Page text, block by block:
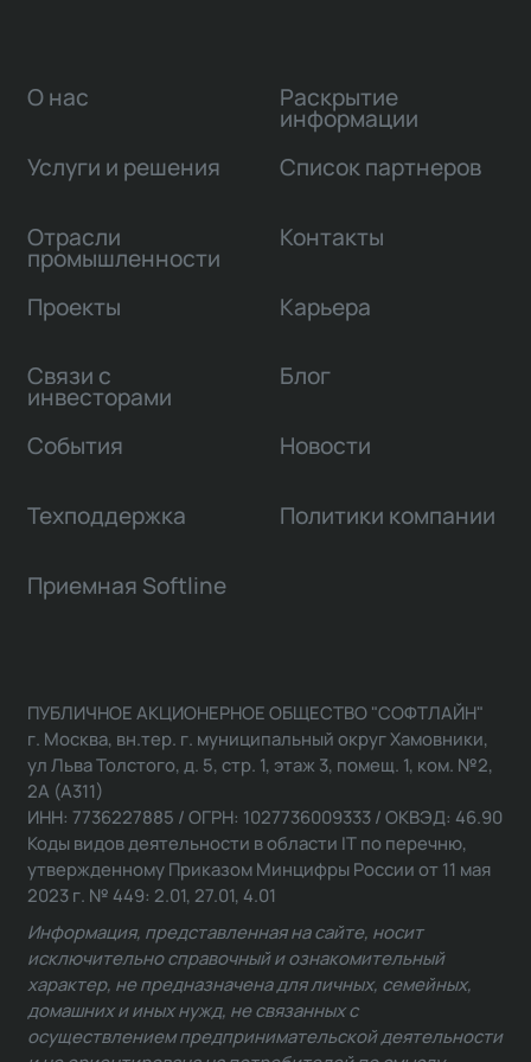
О нас
Услуги и решения
Отрасли
промышленности
Проекты
Связи с
инвесторами
Раскрытие
информации
Список партнеров
Контакты
Карьера
Блог
События Новости
Техподдержка Политики компании
Приемная Softline
ПУБЛИЧНОЕ АКЦИОНЕРНОЕ ОБЩЕСТВО "СОФТЛАЙН"
г. Москва, вн.тер. г. муниципальный округ Хамовники,
ул Льва Толстого, д. 5, стр. 1, этаж 3, помещ. 1, ком. №2,
2А (А311)
ИНН: 7736227885 / ОГРН: 1027736009333 / ОКВЭД: 46.90
Коды видов деятельности в области IT по перечню,
утвержденному Приказом Минцифры России от 11 мая
2023 г. № 449: 2.01, 27.01, 4.01
Информация, представленная на сайте, носит
исключительно справочный и ознакомительный
характер, не предназначена для личных, семейных,
домашних и иных нужд, не связанных с
осуществлением предпринимательской деятельности